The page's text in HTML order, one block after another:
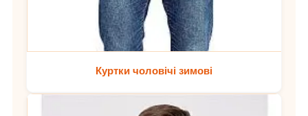
Куртки чоловічі зимові